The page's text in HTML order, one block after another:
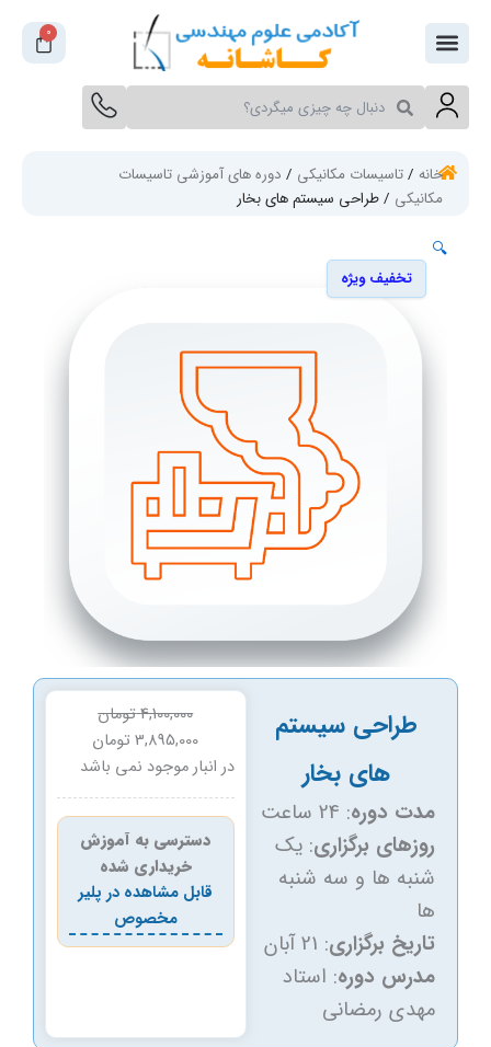
محتوا
0
سبد
خرید
جستجو
کنید
جستجو
کنید
خانه /تاسیسات مکانیکی / دوره های آموزشی تاسیسات
مکانیکی / طراحی سیستم های بخار
تخفیف ویژه
🔍
طراحی سیستم
های بخار
مدت دوره: 24 ساعت
روزهای برگزاری: یک
شنبه ها و سه شنبه
ها
تاریخ برگزاری: 21 آبان
مدرس دوره: استاد
مهدی رمضانی
4,100,000تومان
قیمت
اصلی:
4,100,000 تومان
بود.
3,895,000 تومانفعلی:
3,895,000 تومان.در انبار موجود نمی باشد
دسترسی به آموزش
خریداری شده
قابل مشاهده در پلیر
مخصوص